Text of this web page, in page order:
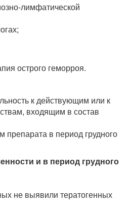
лимфатической
острого геморроя.
к действующим или к
входящим в состав
препарата в период грудного
и в период грудного
не выявили тератогенных